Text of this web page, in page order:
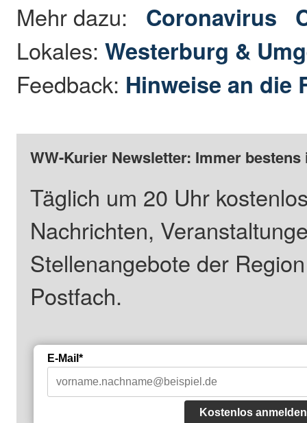
Mehr dazu: Coronavirus
Lokales:Westerburg &
Feedback: Hinweise an die
WW-Kurier Newsletter: Immer
Täglich um 20 Uhr
Nachrichten,
Stellenangebote der
Postfach.
E-Mail*
Kostenlos anmelden